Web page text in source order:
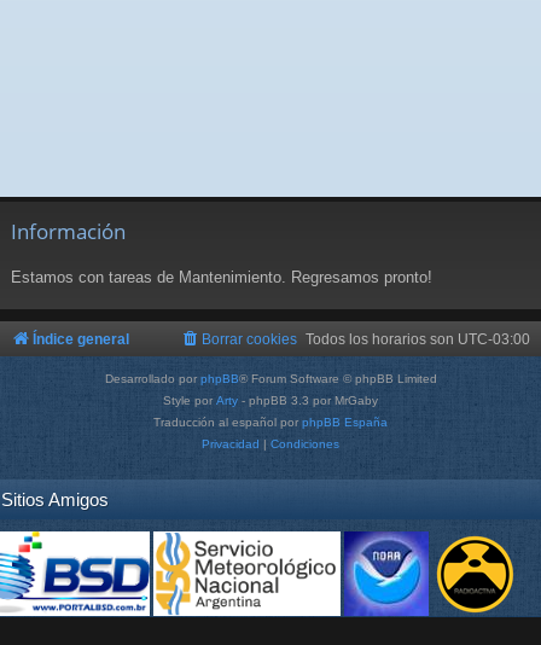
Información
Estamos con tareas de Mantenimiento. Regresamos pronto!
Índice general Todos los horarios son UTC-03:00
Borrar cookies
Desarrollado por phpBB® Forum Software © phpBB Limited
Style por Arty - phpBB 3.3 por MrGaby
Traducción al español por phpBB España
Privacidad | Condiciones
Sitios Amigos